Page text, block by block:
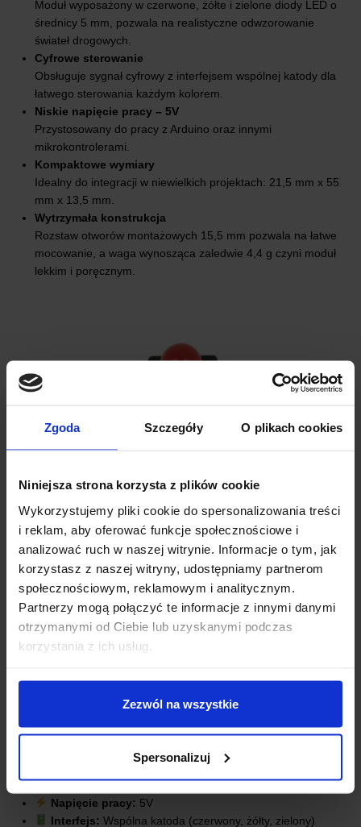
Zgoda Szczegóły O plikach cookies
Niniejsza strona korzysta z plików cookie
Wykorzystujemy pliki cookie do spersonalizowania treści
i reklam, aby oferować funkcje społecznościowe i
analizować ruch w naszej witrynie. Informacje o tym, jak
korzystasz z naszej witryny, udostępniamy partnerom
społecznościowym, reklamowym i analitycznym.
Partnerzy mogą połączyć te informacje z innymi danymi
otrzymanymi od Ciebie lub uzyskanymi podczas
korzystania z ich usług.
Zezwól na wszystkie
Spersonalizuj
Moduł wyposażony w czerwone, żółte i zielone diody LED o
średnicy 5 mm, pozwala na realistyczne odwzorowanie
świateł drogowych.
Cyfrowe sterowanie
Obsługuje sygnał cyfrowy z interfejsem wspólnej katody dla
łatwego sterowania każdym kolorem.
Niskie napięcie pracy – 5V
Przystosowany do pracy z Arduino oraz innymi
mikrokontrolerami.
Kompaktowe wymiary
Idealny do integracji w niewielkich projektach: 21,5 mm x 55
mm x 13,5 mm.
Wytrzymała konstrukcja
Rozstaw otworów montażowych 15,5 mm pozwala na łatwe
mocowanie, a waga wynosząca zaledwie 4,4 g czyni moduł
lekkim i poręcznym.
SPECYFIKACJA TECHNICZNA
21,5 mm x 55 mm x 13,5 mm
Rozstaw otworów:15,5 mm
Napięcie pracy: 5V
Interfejs: Wspólna katoda (czerwony, żółty, zielony)